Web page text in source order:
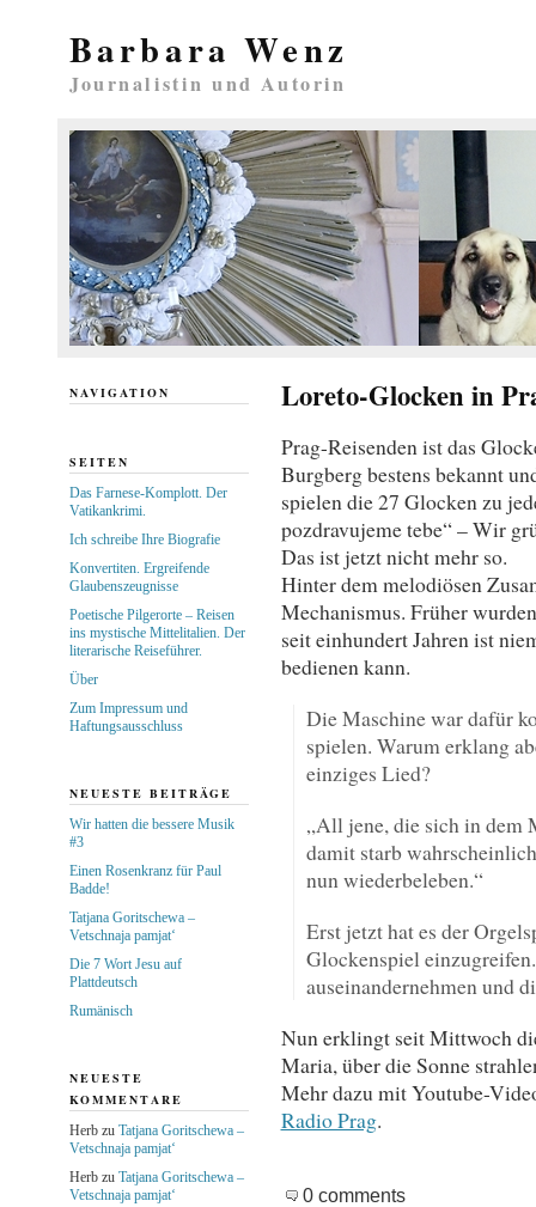
Barbara Wenz
Journalistin und Autorin
Loreto-Glocken in
Prag-Reisenden ist das
Burgberg bestens bekannt
spielen die 27 Glocken zu
pozdravujeme tebe“ – Wir
Das ist jetzt nicht mehr so.
Hinter dem melodiösen
Mechanismus. Früher
seit einhundert Jahren ist
bedienen kann.
Die Maschine war dafür
spielen. Warum erklang
einziges Lied?
„All jene, die sich in dem
damit starb
nun wiederbeleben.“
Erst jetzt hat es der
Glockenspiel
auseinandernehmen und
Nun erklingt seit Mittwoch
Maria, über die Sonne
Mehr dazu mit Youtube-
Radio Prag.
0 comments
NAVIGATION
SEITEN
Das Farnese-Komplott. Der
Vatikankrimi.
Ich schreibe Ihre Biografie
Konvertiten. Ergreifende
Glaubenszeugnisse
Poetische Pilgerorte – Reisen
ins mystische Mittelitalien. Der
literarische Reiseführer.
Über
Zum Impressum und
Haftungsausschluss
NEUESTE BEITRÄGE
Wir hatten die bessere Musik
#3
Einen Rosenkranz für Paul
Badde!
Tatjana Goritschewa –
Vetschnaja pamjat‘
Die 7 Wort Jesu auf
Plattdeutsch
Rumänisch
NEUESTE
KOMMENTARE
Herbzu Tatjana Goritschewa –
Vetschnaja pamjat‘
Herbzu Tatjana Goritschewa –
Vetschnaja pamjat‘